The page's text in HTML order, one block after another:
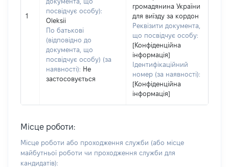
1
посвідчує особу):
Oleksii
По батькові
(відповідно до
документа, що
посвідчує особу) (за
наявності): Не
застосовується
громадянина України
для виїзду за кордон
Реквізити документа,
що посвідчує особу:
[Конфіденційна
інформація]
Ідентифікаційний
номер (за наявності):
[Конфіденційна
інформація]
Місце роботи:
Місце роботи або проходження служби (або місце
майбутньої роботи чи проходження служби для
кандидатів):